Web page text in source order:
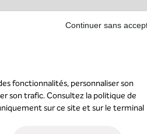
France, il rejoint
en 2002, puis il co-fonde
en Private Equity, avec
seront réalisés entre 2003
vers AXIO Capital.
devient président de
holding de la branche
fonctionnalités, personnaliser son
son trafic. Consultez la politique de
sur ce site et sur le terminal
Continuer sans